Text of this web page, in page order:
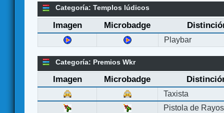
Categoría: Templos lúdicos
Imagen Microbadge
Playbar
Categoría: Premios Wkr
Imagen Microbadge
Taxista
Pistola de Rayos